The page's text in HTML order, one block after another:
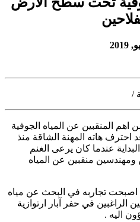
/
اهم المنقبين عن المياه الجوفية
احترف هاته المهنة الشاقة منذ
عندما كان يرعى الغنم
ومهندسين منقبين عن المياه
اصبحت تجاربه في البحث عن مياه
في حفر آبار ارتوازية
اليه .